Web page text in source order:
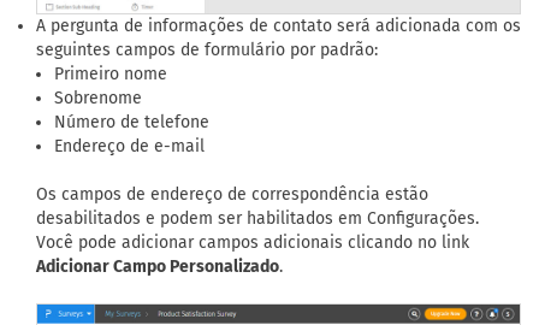
A pergunta de informações de contato será adicionada com os
seguintes campos de formulário por padrão:
Primeiro nome
Sobrenome
Número de telefone
Endereço de e-mail
Os campos de endereço de correspondência estão
desabilitados e podem ser habilitados em Configurações.
Você pode adicionar campos adicionais clicando no link
Adicionar Campo Personalizado.